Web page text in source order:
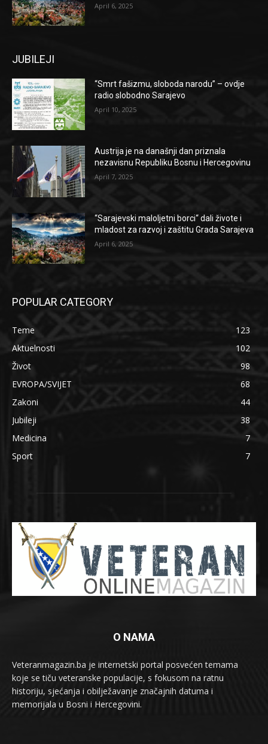
April 6, 2025
JUBILEJI
“Smrt fašizmu, sloboda narodu” – ovdje
radio slobodno Sarajevo
April 10, 2025
Austrija je na današnji dan priznala
nezavisnu Republiku Bosnu i Hercegovinu
April 7, 2025
“Sarajevski maloljetni borci“ dali živote i
mladost za razvoj i zaštitu Grada Sarajeva
April 6, 2025
POPULAR CATEGORY
Teme
123
Aktuelnosti
102
Život
98
EVROPA/SVIJET
68
Zakoni
44
Jubileji
38
Medicina
7
Sport
7
O NAMA
Veteranmagazin.ba je internetski portal posvećen temama
koje se tiču veteranske populacije, s fokusom na ratnu
historiju, sjećanja i obilježavanje značajnih datuma i
memorijala u Bosni i Hercegovini.